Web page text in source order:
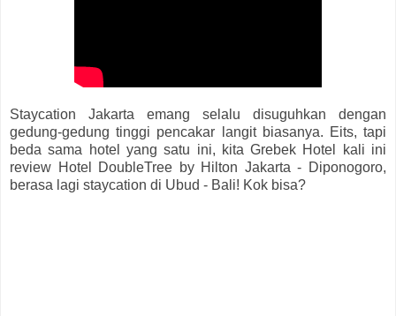
Staycation Jakarta emang selalu disuguhkan dengan
gedung-gedung tinggi pencakar langit biasanya. Eits, tapi
beda sama hotel yang satu ini, kita Grebek Hotel kali ini
review Hotel DoubleTree by Hilton Jakarta - Diponogoro,
berasa lagi staycation di Ubud - Bali! Kok bisa?